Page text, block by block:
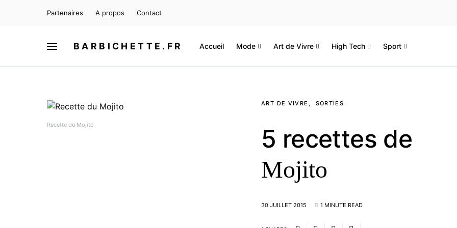
Partenaires A propos Contact
BARBICHETTE.FR Accueil Mode Art de Vivre High Tech Sport
Recette du Mojito
ART DE VIVRE SORTIES
5 recettes de
Mojito
30 JUILLET 2015 1 MINUTE READ